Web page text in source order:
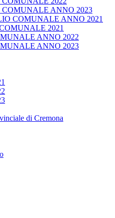
ANNO 2023
COMUNALE ANNO 2021
2021
ANNO 2022
ANNO 2023
di Cremona